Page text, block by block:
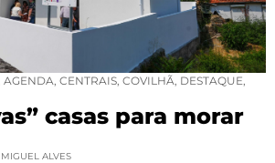
AGENDA CENTRAIS COVILHÃ DESTAQUE
casas para morar
ALVES